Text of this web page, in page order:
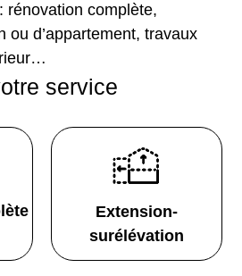
rénovation complète,
ou d’appartement, travaux
service
Extension-
surélévation